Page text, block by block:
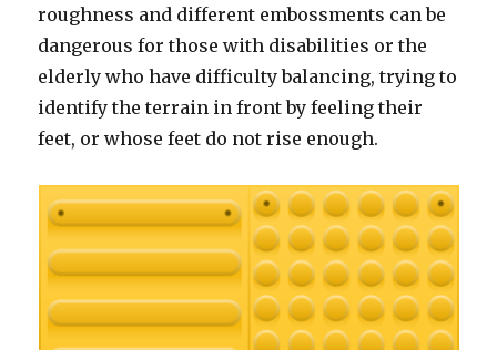
roughness and different embossments can be
dangerous for those with disabilities or the
elderly who have difficulty balancing, trying to
identify the terrain in front by feeling their
feet, or whose feet do not rise enough.